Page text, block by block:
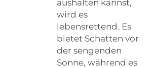
aushalten kannst,
wird es
lebensrettend. Es
bietet Schatten vor
der sengenden
Sonne, während es